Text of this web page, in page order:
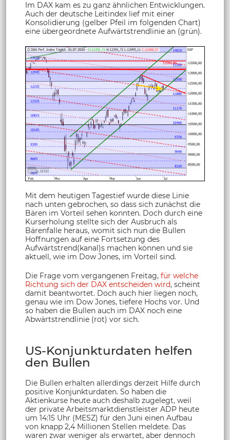
Im DAX kam es zu ganz ähnlichen Entwicklungen.
Auch der deutsche Leitindex lief mit einer
Konsolidierung (gelber Pfeil im folgenden Chart)
eine übergeordnete Aufwärtstrendlinie an (grün).
Mit dem heutigen Tagestief wurde diese Linie
nach unten gebrochen, so dass sich zunächst die
Bären im Vorteil sehen konnten. Doch durch eine
Kurserholung stellte sich der Ausbruch als
Bärenfalle heraus, womit sich nun die Bullen
Hoffnungen auf eine Fortsetzung des
Aufwärtstrend(kanal)s machen können und sie
aktuell, wie im Dow Jones, im Vorteil sind.
Die Frage vom vergangenen Freitag, für welche
Richtung sich der DAX entscheiden wird, scheint
damit beantwortet. Doch auch hier liegen noch,
genau wie im Dow Jones, tiefere Hochs vor. Und
so haben die Bullen auch im DAX noch eine
Abwärtstrendlinie (rot) vor sich.
US-Konjunkturdaten helfen
den Bullen
Die Bullen erhalten allerdings derzeit Hilfe durch
positive Konjunkturdaten. So haben die
Aktienkurse heute auch deshalb zugelegt, weil
der private Arbeitsmarktdienstleister ADP heute
um 14:15 Uhr (MESZ) für den Juni einen Aufbau
von knapp 2,4 Millionen Stellen meldete. Das
waren zwar weniger als erwartet, aber dennoch